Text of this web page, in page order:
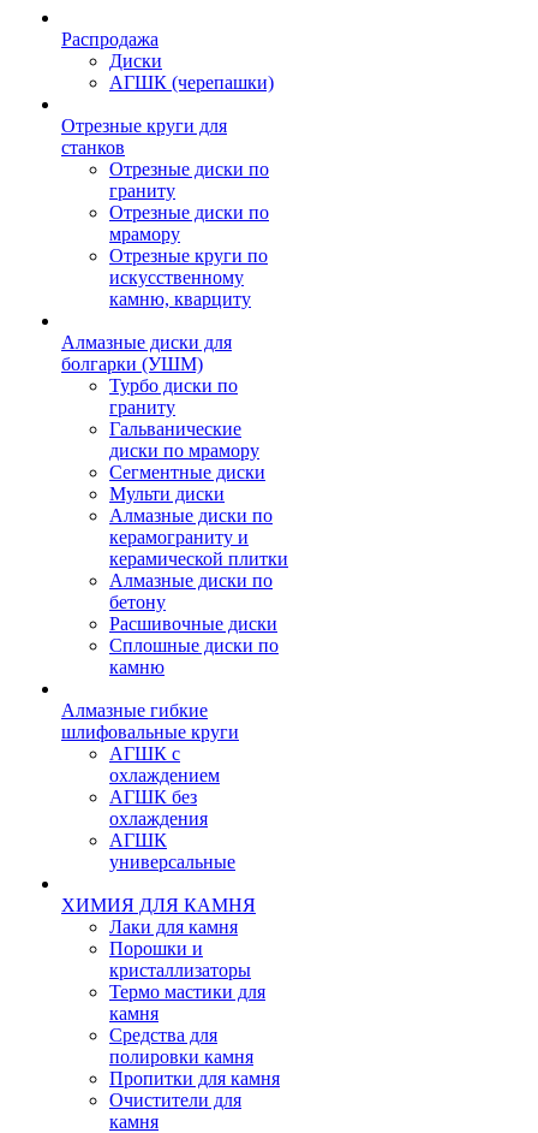
Распродажа
Диски
АГШК (черепашки)
Отрезные круги для
станков
Отрезные диски по
граниту
Отрезные диски по
мрамору
Отрезные круги по
искусственному
камню, кварциту
Алмазные диски для
болгарки (УШМ)
Турбо диски по
граниту
Гальванические
диски по мрамору
Сегментные диски
Мульти диски
Алмазные диски по
керамограниту и
керамической плитки
Алмазные диски по
бетону
Расшивочные диски
Сплошные диски по
камню
Алмазные гибкие
шлифовальные круги
АГШК с
охлаждением
АГШК без
охлаждения
АГШК
универсальные
ХИМИЯ ДЛЯ КАМНЯ
Лаки для камня
Порошки и
кристаллизаторы
Термо мастики для
камня
Средства для
полировки камня
Пропитки для камня
Очистители для
камня